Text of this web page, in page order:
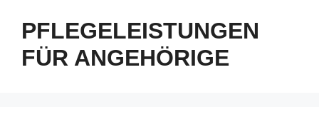
PFLEGELEISTUNGEN
FÜR ANGEHÖRIGE